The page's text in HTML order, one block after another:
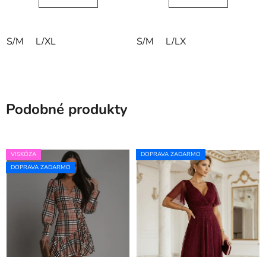
S/M L/XL S/M L/LX
Podobné produkty
VISKÓZA
DOPRAVA ZADARMO
DOPRAVA ZADARMO